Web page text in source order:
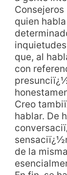
Consejeros
quien
que, al
con
Creo
hablar. De
de la